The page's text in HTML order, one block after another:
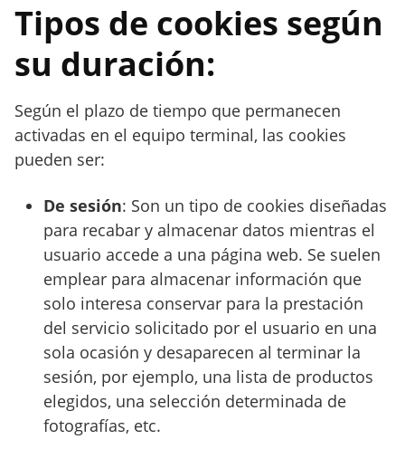
Tipos de cookies según
su duración:
Según el plazo de tiempo que permanecen
activadas en el equipo terminal, las cookies
pueden ser:
De sesión: Son un tipo de cookies diseñadas
para recabar y almacenar datos mientras el
usuario accede a una página web. Se suelen
emplear para almacenar información que
solo interesa conservar para la prestación
del servicio solicitado por el usuario en una
sola ocasión y desaparecen al terminar la
sesión, por ejemplo, una lista de productos
elegidos, una selección determinada de
fotografías, etc.